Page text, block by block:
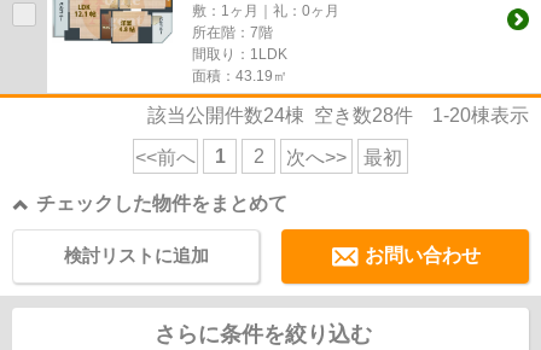
敷：1ヶ月｜礼：0ヶ月
所在階：7階
間取り：1LDK
面積：43.19㎡
該当公開件数24棟 空き数28件 1-20棟表示
<<前へ 1 2 次へ>> 最初
チェックした物件をまとめて
お問い合わせ
検討リストに追加
さらに条件を絞り込む